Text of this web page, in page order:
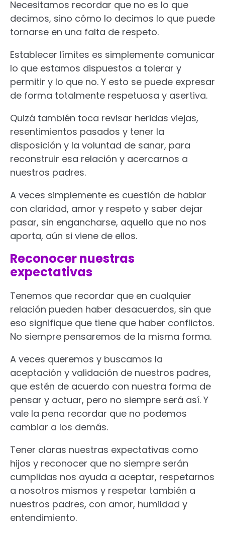
Necesitamos recordar que no es lo que
decimos, sino cómo lo decimos lo que puede
tornarse en una falta de respeto.
Establecer límites es simplemente comunicar
lo que estamos dispuestos a tolerar y
permitir y lo que no. Y esto se puede expresar
de forma totalmente respetuosa y asertiva.
Quizá también toca revisar heridas viejas,
resentimientos pasados y tener la
disposición y la voluntad de sanar, para
reconstruir esa relación y acercarnos a
nuestros padres.
A veces simplemente es cuestión de hablar
con claridad, amor y respeto y saber dejar
pasar, sin engancharse, aquello que no nos
aporta, aún si viene de ellos.
Reconocer nuestras
expectativas
Tenemos que recordar que en cualquier
relación pueden haber desacuerdos, sin que
eso signifique que tiene que haber conflictos.
No siempre pensaremos de la misma forma.
A veces queremos y buscamos la
aceptación y validación de nuestros padres,
que estén de acuerdo con nuestra forma de
pensar y actuar, pero no siempre será así. Y
vale la pena recordar que no podemos
cambiar a los demás.
Tener claras nuestras expectativas como
hijos y reconocer que no siempre serán
cumplidas nos ayuda a aceptar, respetarnos
a nosotros mismos y respetar también a
nuestros padres, con amor, humildad y
entendimiento.